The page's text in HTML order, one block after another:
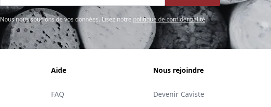
Nous nous soucions de vos données. Lisez notre politique de confidentialité.
Aide
FAQ
Nous rejoindre
Devenir Caviste